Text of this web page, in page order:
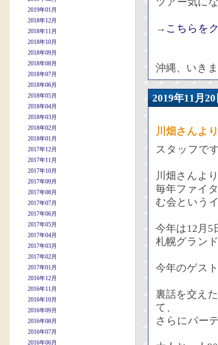
2019年01月
2018年12月
2018年11月
2018年10月
2018年09月
2018年08月
2018年07月
2018年06月
2018年05月
2018年04月
2018年03月
2018年02月
2018年01月
2017年12月
2017年11月
2017年10月
2017年09月
2017年08月
2017年07月
2017年06月
2017年05月
2017年04月
2017年03月
2017年02月
2017年01月
2016年12月
2016年11月
2016年10月
2016年09月
2016年08月
2016年07月
2016年06月
→ こちらを
沖縄、いき
2019年11
川畑さんよ
スタッフで
川畑さんよ
毎年ファイ
む会という
今年は12月5
札幌グラン
今年のゲス
裏話を交え
て、
さらにパー